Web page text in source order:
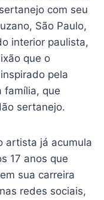
com seu
São Paulo,
interior paulista,
que o
pela
família, que
sertanejo.
artista já acumula
17 anos que
sua carreira
redes sociais,